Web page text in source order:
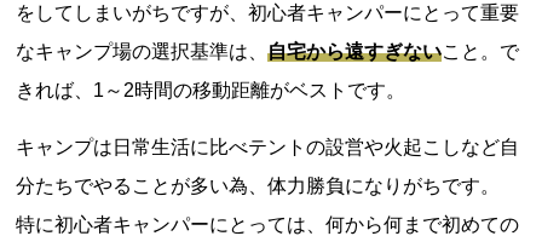
をしてしまいがちですが、初心者キャンパーにとって重要
なキャンプ場の選択基準は、自宅から遠すぎないこと。で
きれば、1～2時間の移動距離がベストです。
キャンプは日常生活に比べテントの設営や火起こしなど自
分たちでやることが多い為、体力勝負になりがちです。
特に初心者キャンパーにとっては、何から何まで初めての